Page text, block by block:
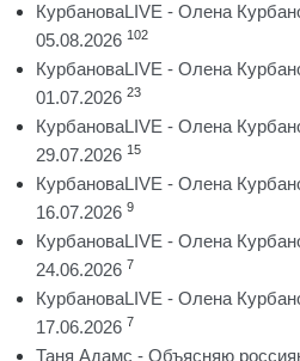
КурбановаLIVE - Олена
05.08.2026 102
КурбановаLIVE - Олена
01.07.2026 23
КурбановаLIVE - Олена
29.07.2026 15
КурбановаLIVE - Олена
16.07.2026 9
КурбановаLIVE - Олена
24.06.2026 7
КурбановаLIVE - Олена
17.06.2026 7
Таня Адамс - Объясняю